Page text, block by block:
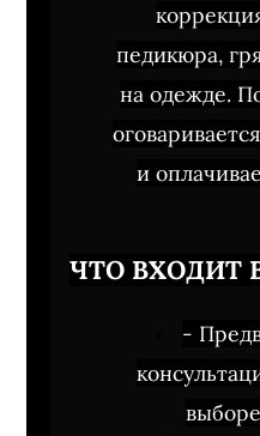
педикюра,
на одежде.
и
ЧТО ВХОДИТ
-